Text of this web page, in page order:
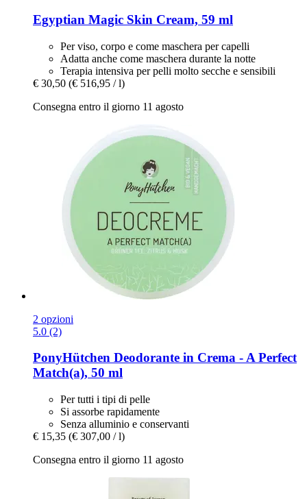
Egyptian Magic Skin Cream, 59 ml
Per viso, corpo e come maschera per capelli
Adatta anche come maschera durante la notte
Terapia intensiva per pelli molto secche e sensibili
€ 30,50 (€ 516,95 / l)
Consegna entro il giorno 11 agosto
2 opzioni
5.0 (2)
PonyHütchen Deodorante in Crema -​ A Perfect
Match(a), 50 ml
Per tutti i tipi di pelle
Si assorbe rapidamente
Senza alluminio e conservanti
€ 15,35 (€ 307,00 / l)
Consegna entro il giorno 11 agosto